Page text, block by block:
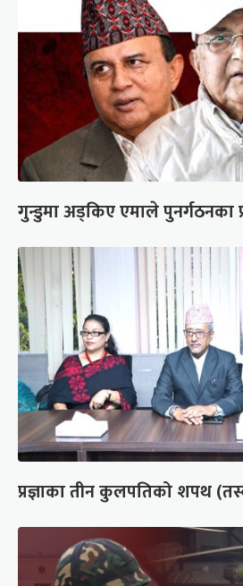
गुन्डुमा अड्किए एमाले पुनर्गठनका
प्रज्ञाका तीन कुलपतिको शपथ